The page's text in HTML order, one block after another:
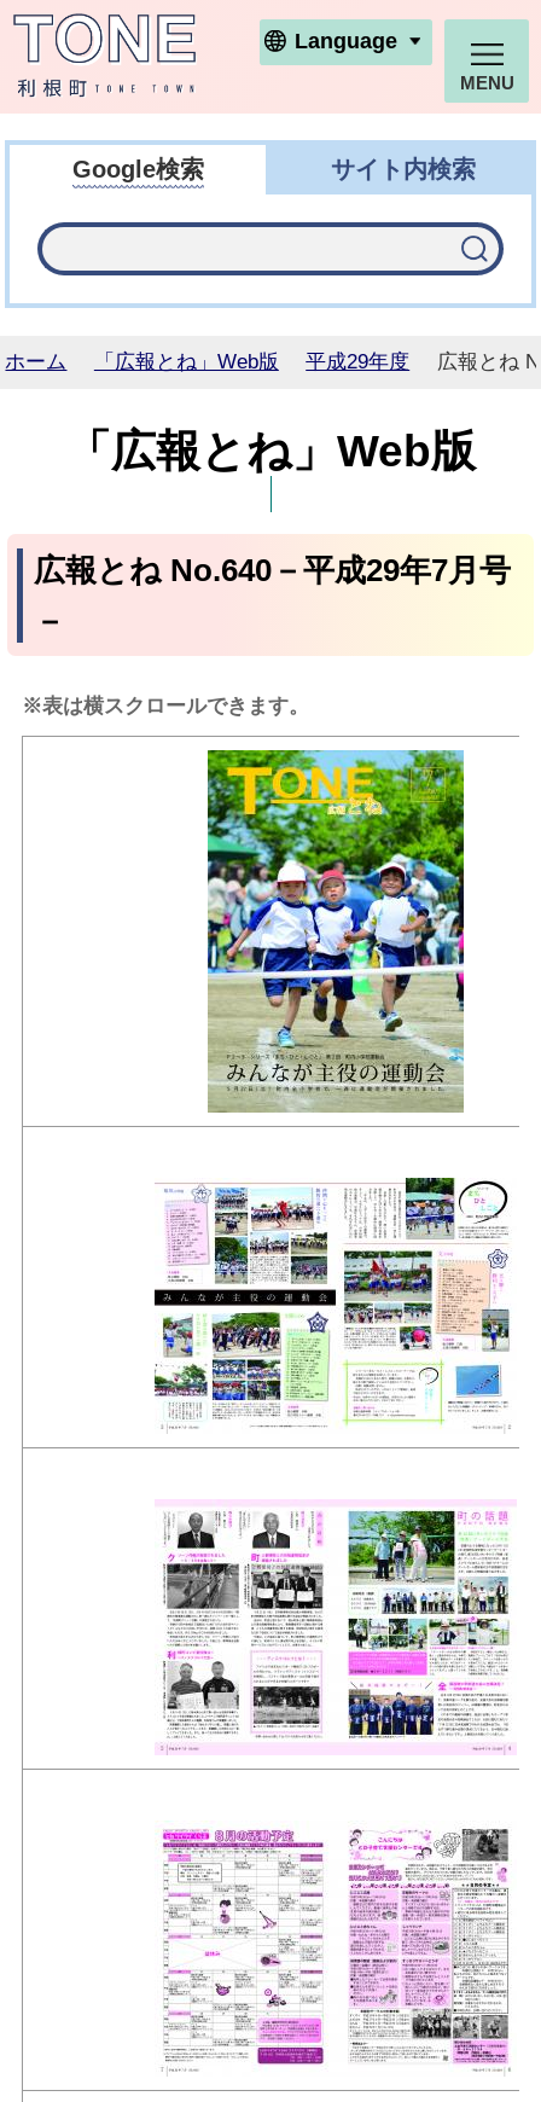
利根町ホームページ
Language
MENU
Google検索 サイト内検索
ホーム 「広報とね」Web版 平成29年度 広報とね
「広報とね」Web版
広報とね No.640－平成29年7月号
－
※表は横スクロールできます。